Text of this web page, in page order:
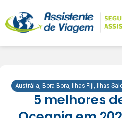
Austrália, Bora Bora, Ilhas Fiji, Ilhas
5 melhores